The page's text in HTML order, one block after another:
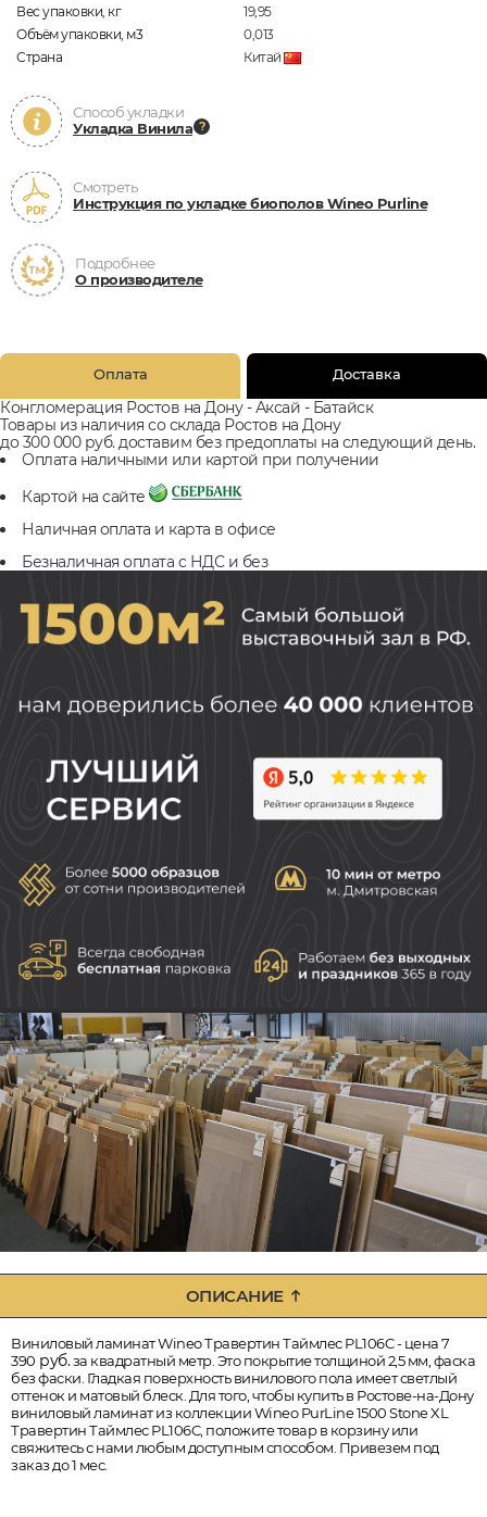
Вес упаковки, кг
19,95
Объём упаковки, м3
0,013
Страна
Китай
Способ укладки
Укладка Винила
Смотреть
Инструкция по укладке биополов Wineo Purline
Подробнее
О производителе
Оплата Доставка
Конгломерация Ростов на Дону - Аксай - Батайск
Товары из наличия со склада Ростов на Дону
до 300 000 руб. доставим без предоплаты на следующий день.
Оплата наличными или картой при получении
Картой на сайте
Наличная оплата и карта в офисе
Безналичная оплата с НДС и без
ОПИСАНИЕ
Виниловый ламинат Wineo Травертин Таймлес PL106C - цена 7
390 руб.за квадратный метр. Это покрытие толщиной 2,5 мм, фаска
без фаски. Гладкая поверхность винилового пола имеет светлый
оттенок и матовый блеск. Для того, чтобы купить в Ростове-на-Дону
виниловый ламинат из коллекции Wineo PurLine 1500 Stone XL
Травертин Таймлес PL106C, положите товар в корзину или
свяжитесь с нами любым доступным способом. Привезем под
заказ до 1 мес.